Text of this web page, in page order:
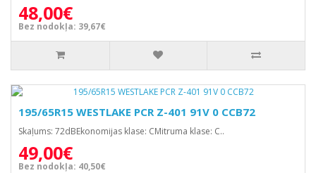
48,00€
Bez nodokļa: 39,67€
195/65R15 WESTLAKE PCR Z-401 91V 0 CCB72
Skaļums: 72dBEkonomijas klase: CMitruma klase: C..
49,00€
Bez nodokļa: 40,50€